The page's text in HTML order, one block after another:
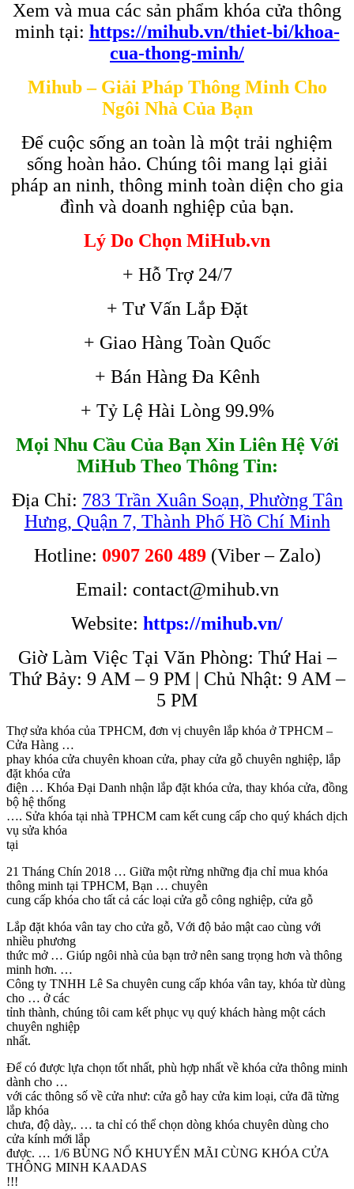
Xem và mua các sản phẩm khóa cửa thông
minh tại: https://mihub.vn/thiet-bi/khoa-
cua-thong-minh/
Mihub – Giải Pháp Thông Minh Cho
Ngôi Nhà Của Bạn
Để cuộc sống an toàn là một trải nghiệm
sống hoàn hảo. Chúng tôi mang lại giải
pháp an ninh, thông minh toàn diện cho gia
đình và doanh nghiệp của bạn.
Lý Do Chọn MiHub.vn
+ Hỗ Trợ 24/7
+ Tư Vấn Lắp Đặt
+ Giao Hàng Toàn Quốc
+ Bán Hàng Đa Kênh
+ Tỷ Lệ Hài Lòng 99.9%
Mọi Nhu Cầu Của Bạn Xin Liên Hệ Với
MiHub Theo Thông Tin:
Địa Chỉ: 783 Trần Xuân Soạn, Phường Tân
Hưng, Quận 7, Thành Phố Hồ Chí Minh
Hotline: 0907 260 489(Viber – Zalo)
Email: contact@mihub.vn
Website: https://mihub.vn/
Giờ Làm Việc Tại Văn Phòng: Thứ Hai –
Thứ Bảy: 9 AM – 9 PM | Chủ Nhật: 9 AM –
5 PM
Thợ sửa khóa của TPHCM, đơn vị chuyên lắp khóa ở TPHCM –
Cửa Hàng …
phay khóa cửa chuyên khoan cửa, phay cửa gỗ chuyên nghiệp, lắp
đặt khóa cửa
điện … Khóa Đại Danh nhận lắp đặt khóa cửa, thay khóa cửa, đồng
bộ hệ thống
…. Sửa khóa tại nhà TPHCM cam kết cung cấp cho quý khách dịch
vụ sửa khóa
tại
21 Tháng Chín 2018 … Giữa một rừng những địa chỉ mua khóa
thông minh tại TPHCM, Bạn … chuyên
cung cấp khóa cho tất cả các loại cửa gỗ công nghiệp, cửa gỗ
Lắp đặt khóa vân tay cho cửa gỗ, Với độ bảo mật cao cùng với
nhiều phương
thức mở … Giúp ngôi nhà của bạn trở nên sang trọng hơn và thông
minh hơn. …
Công ty TNHH Lê Sa chuyên cung cấp khóa vân tay, khóa từ dùng
cho … ở các
tỉnh thành, chúng tôi cam kết phục vụ quý khách hàng một cách
chuyên nghiệp
nhất.
Để có được lựa chọn tốt nhất, phù hợp nhất về khóa cửa thông minh
dành cho …
với các thông số về cửa như: cửa gỗ hay cửa kim loại, cửa đã từng
lắp khóa
chưa, độ dày,. … ta chỉ có thể chọn dòng khóa chuyên dùng cho
cửa kính mới lắp
được. … 1/6 BÙNG NỔ KHUYẾN MÃI CÙNG KHÓA CỬA
THÔNG MINH KAADAS
!!!